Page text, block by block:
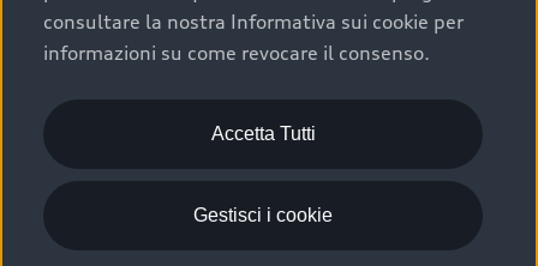
Audi che offre l’usato garantito tramite Audi Prima
Scelta :plus, significa affidarsi ad un prodotto che viene
sottoposto a 110 controlli approfonditi e coperto da
garanzia fino a 4 anni per una maggiore tutela del tuo
acquisto.
consultare la nostra Informativa sui cookie per
informazioni su come revocare il consenso.
Accetta Tutti
Gestisci i cookie